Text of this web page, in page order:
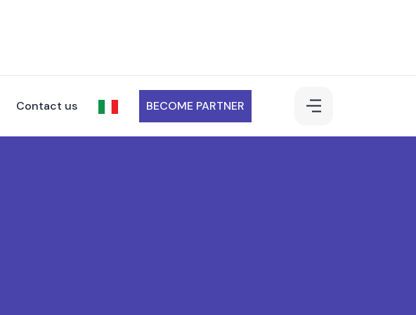
Contact us BECOME PARTNER